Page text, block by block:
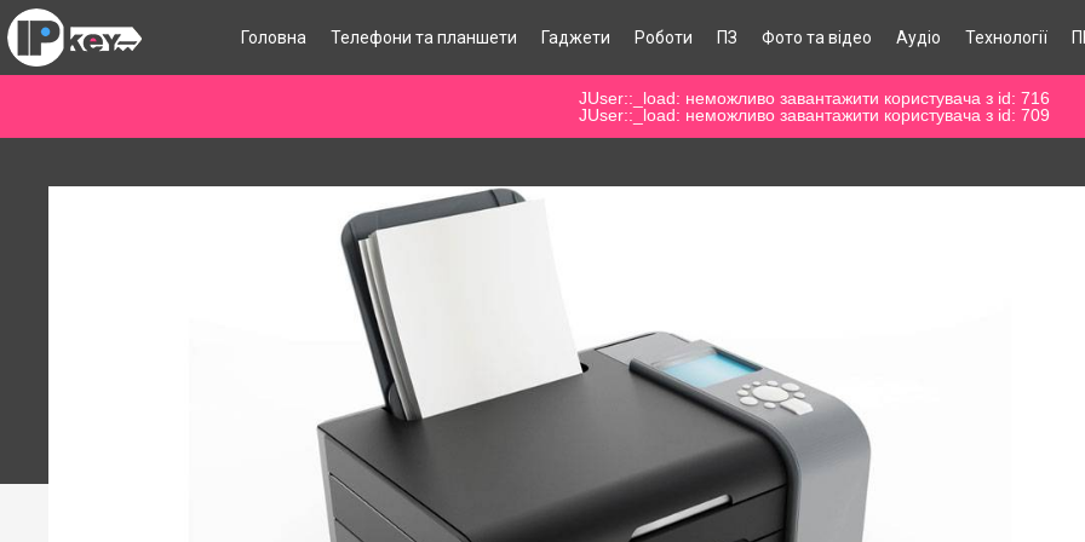
Головна Телефони та планшети Гаджети Роботи ПЗ Фото та відео Аудіо Технології
JUser::_load: неможливо завантажити користувача з id: 716
JUser::_load: неможливо завантажити користувача з id: 709